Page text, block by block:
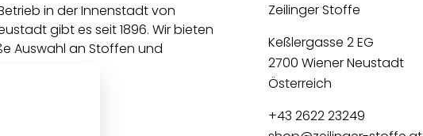
in der Innenstadt von
gibt es seit 1896. Wir bieten
Auswahl an Stoffen und
Zeilinger Stoffe
Keßlergasse 2 EG
2700 Wiener Neustadt
Österreich
+43 2622 23249